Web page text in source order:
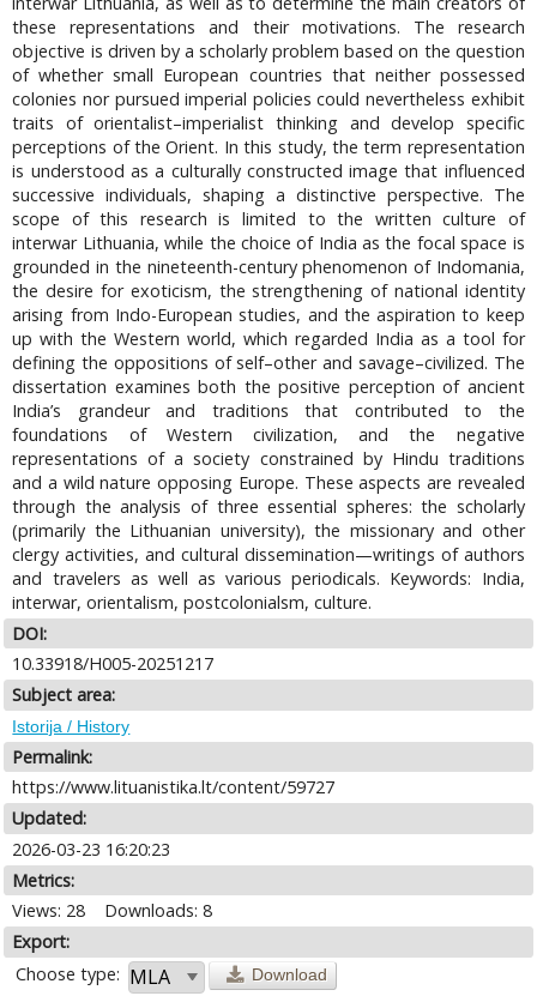
these representations and their motivations. The research
objective is driven by a scholarly problem based on the question
of whether small European countries that neither possessed
colonies nor pursued imperial policies could nevertheless exhibit
traits of orientalist–imperialist thinking and develop specific
perceptions of the Orient. In this study, the term representation
is understood as a culturally constructed image that influenced
successive individuals, shaping a distinctive perspective. The
scope of this research is limited to the written culture of
interwar Lithuania, while the choice of India as the focal space is
grounded in the nineteenth-century phenomenon of Indomania,
the desire for exoticism, the strengthening of national identity
arising from Indo-European studies, and the aspiration to keep
up with the Western world, which regarded India as a tool for
defining the oppositions of self–other and savage–civilized. The
dissertation examines both the positive perception of ancient
India’s grandeur and traditions that contributed to the
foundations of Western civilization, and the negative
representations of a society constrained by Hindu traditions
and a wild nature opposing Europe. These aspects are revealed
through the analysis of three essential spheres: the scholarly
(primarily the Lithuanian university), the missionary and other
clergy activities, and cultural dissemination—writings of authors
and travelers as well as various periodicals. Keywords: India,
interwar, orientalism, postcolonialsm, culture.
DOI:
10.33918/H005-20251217
Subject area:
Istorija / History
Permalink:
https://www.lituanistika.lt/content/59727
Updated:
2026-03-23 16:20:23
Metrics:
Views: 28
Downloads: 8
Export:
Choose type:
Download